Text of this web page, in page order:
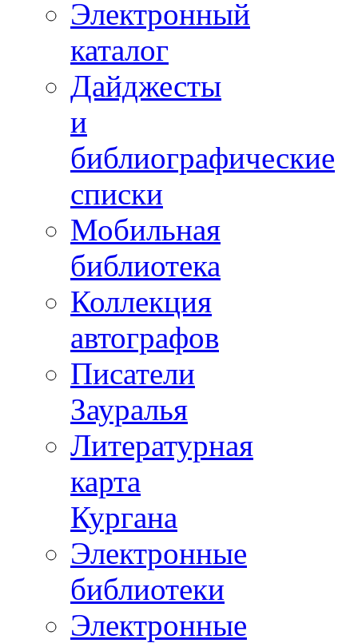
Электронный
каталог
Дайджесты
и
библиографические
списки
Мобильная
библиотека
Коллекция
автографов
Писатели
Зауралья
Литературная
карта
Кургана
Электронные
библиотеки
Электронные